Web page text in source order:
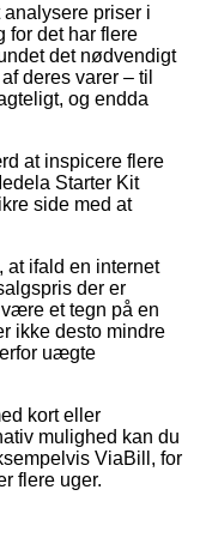
priser i
for det har flere
det nødvendigt
deres varer – til
og endda
at inspicere flere
Starter Kit
side med at
at ifald en internet
der er
et tegn på en
ikke desto mindre
uægte
kort eller
mulighed kan du
ViaBill, for
flere uger.